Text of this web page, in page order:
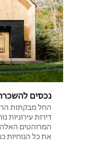
נכסים
החל מבקתות
דירות עירוניות
המרוהטים
את כל הנוחיות